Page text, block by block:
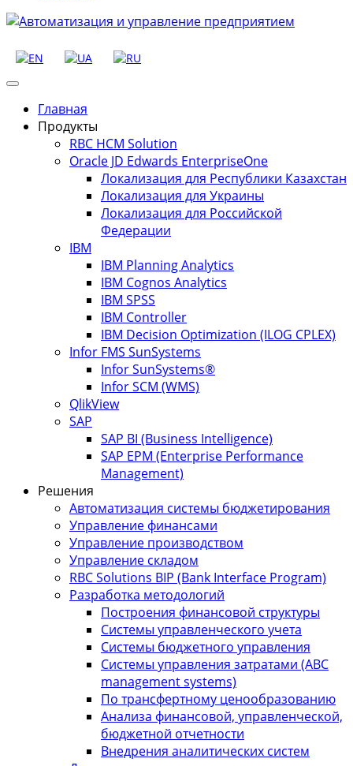
Главная
Продукты
RBC HCM Solution
Oracle JD Edwards EnterpriseOne
Локализация для Республики Казахстан
Локализация для Украины
Локализация для Российской
Федерации
IBM
IBM Planning Analytics
IBM Cognos Analytics
IBM SPSS
IBM Controller
IBM Decision Optimization (ILOG CPLEX)
Infor FMS SunSystems
Infor SunSystems®
Infor SCM (WMS)
QlikView
SAP
SAP BI (Business Intelligence)
SAP EPM (Enterprise Performance
Management)
Решения
Автоматизация системы бюджетирования
Управление финансами
Управление производством
Управление складом
RBC Solutions BIP (Bank Interface Program)
Разработка методологий
Построения финансовой структуры
Системы управленческого учета
Системы бюджетного управления
Системы управления затратами (АBC
management systems)
По трансфертному ценообразованию
Анализа финансовой, управленческой,
бюджетной отчетности
Внедрения аналитических систем